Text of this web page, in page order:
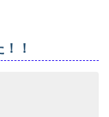
！